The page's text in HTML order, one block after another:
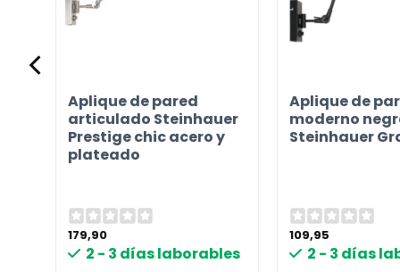
Aplique de pared
articulado Steinhauer
Prestige chic acero y
plateado
179,90
2 - 3 días laborables
Aplique de
moderno
Steinhauer
109,95
2 - 3 días